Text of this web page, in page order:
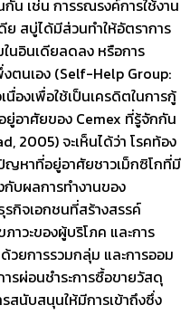
น เช่น การรณรงค์การใช้งาน
สบู่ได้มีส่วนทำให้อัตราการ
นอินเดียลดลง หรือการ
ตนเอง (Self-Help Group:
องเพื่อใช้เป็นเครดิตในการกู้
ยู่อาศัยของ Cemex ที่รู้จักกัน
2005) จะเห็นได้ว่า โรคท้อง
ญหาที่อยู่อาศัยชาวเม็กซิโกที่มี
บผลการทำงานของ
กิจเอกชนที่สร้างสรรค์
าวะของผู้บริโภค และการ
วยการรวมกลุ่ม และการออม
รผ่อนชำระการซื้อขายวัสดุ
สนับสนุนให้มีการเข้าถึงซึ่ง